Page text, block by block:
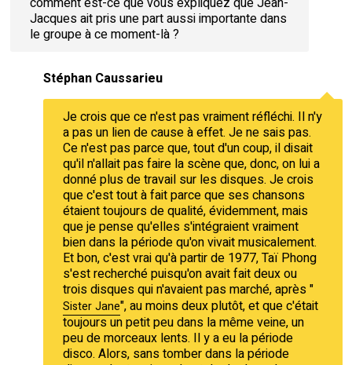
Jacques ait pris une part aussi importante dans
le groupe à ce moment-là ?
Stéphan Caussarieu
Je crois que ce n'est pas vraiment réfléchi. Il n'y
a pas un lien de cause à effet. Je ne sais pas.
Ce n'est pas parce que, tout d'un coup, il disait
qu'il n'allait pas faire la scène que, donc, on lui a
donné plus de travail sur les disques. Je crois
que c'est tout à fait parce que ses chansons
étaient toujours de qualité, évidemment, mais
que je pense qu'elles s'intégraient vraiment
bien dans la période qu'on vivait musicalement.
Et bon, c'est vrai qu'à partir de 1977, Taï Phong
s'est recherché puisqu'on avait fait deux ou
trois disques qui n'avaient pas marché, après "
Sister Jane", au moins deux plutôt, et que c'était
toujours un petit peu dans la même veine, un
peu de morceaux lents. Il y a eu la période
disco. Alors, sans tomber dans la période